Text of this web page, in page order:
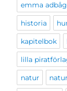
emma
historia
kapitelbok
lilla
natur